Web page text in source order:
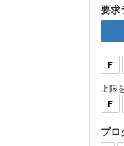
要求
F
上限
F
プロ